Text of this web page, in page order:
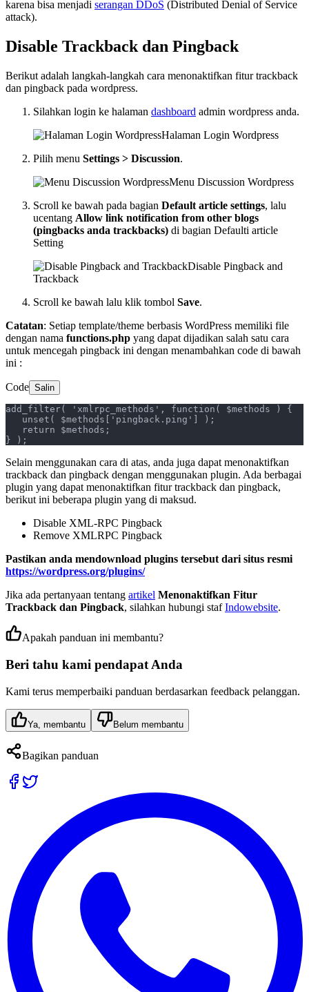
karena bisa menjadi serangan DDoS (Distributed Denial of Service
attack).
Disable Trackback dan Pingback
Berikut adalah langkah-langkah cara menonaktifkan fitur trackback
dan pingback pada wordpress.
Silahkan login ke halaman dashboard admin wordpress anda.
Halaman Login Wordpress
Pilih menu Settings > Discussion.
Menu Discussion Wordpress
Scroll ke bawah pada bagian Default article settings, lalu
ucentang Allow link notification from other blogs
(pingbacks anda trackbacks) di bagian Defaulti article
Setting
Disable Pingback and
Trackback
Scroll ke bawah lalu klik tombol Save.
Catatan: Setiap template/theme berbasis WordPress memiliki file
dengan nama functions.php yang dapat dijadikan salah satu cara
untuk mencegah pingback ini dengan menambahkan code di bawah
ini :
Code Salin
add_filter( 'xmlrpc_methods', function( $methods ) {
   unset( $methods['pingback.ping'] );
   return $methods;
} );
Selain menggunakan cara di atas, anda juga dapat menonaktifkan
trackback dan pingback dengan menggunakan plugin. Ada berbagai
plugin yang dapat menonaktifkan fitur trackback dan pingback,
berikut ini beberapa plugin yang di maksud.
Disable XML-RPC Pingback
Remove XMLRPC Pingback
Pastikan anda mendownload plugins tersebut dari situs resmi
https://wordpress.org/plugins/
Jika ada pertanyaan tentang artikel Menonaktifkan Fitur
Trackback dan Pingback, silahkan hubungi stafIndowebsite.
Apakah panduan ini membantu?
Beri tahu kami pendapat Anda
Kami terus memperbaiki panduan berdasarkan feedback pelanggan.
Ya, membantu Belum membantu
Bagikan panduan